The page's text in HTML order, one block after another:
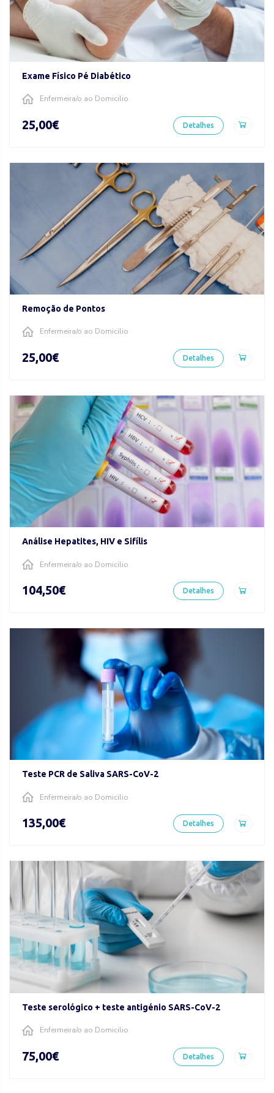
Exame Físico Pé Diabético
Enfermeira/o ao Domicilio
25,00€ Detalhes
Remoção de Pontos
Enfermeira/o ao Domicilio
25,00€ Detalhes
Análise Hepatites, HIV e Sifílis
Enfermeira/o ao Domicilio
104,50€ Detalhes
Teste PCR de Saliva SARS-CoV-2
Enfermeira/o ao Domicilio
135,00€ Detalhes
Teste serológico + teste antigénio SARS-CoV-2
Enfermeira/o ao Domicilio
75,00€ Detalhes